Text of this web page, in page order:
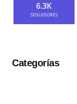
6.3K
SEGUIDORES
Categorías